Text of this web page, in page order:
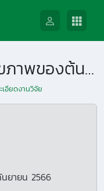
นวัตกรรมการประมินสุขภาพของต้นยางนาโดยใช้เทคโนโลยีไซนิคโทโมกราฟี
เอียดงานวิจัย
ยายน 2566